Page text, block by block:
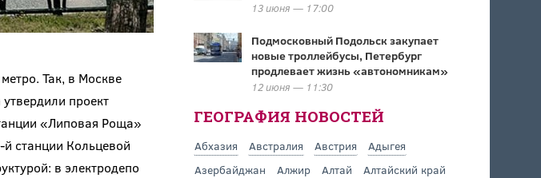
Так, в Москве
проект
«Липовая Роща»
станции Кольцевой
в электродепо
13 июня — 17:00
Подмосковный Подольск закупает
новые троллейбусы, Петербург
продлевает жизнь «автономникам»
12 июня — 11:30
ГЕОГРАФИЯ НОВОСТЕЙ
Абхазия Австралия Австрия
Адыгея
Азербайджан
Алжир Алтай
Алтайский край